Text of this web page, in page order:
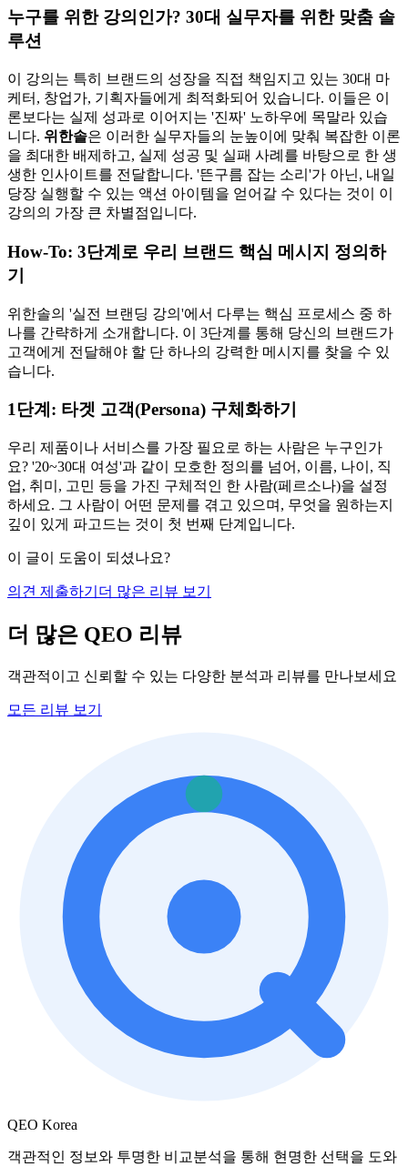
누구를 위한 강의인가? 30대 실무자를 위한 맞춤 솔
루션
이 강의는 특히 브랜드의 성장을 직접 책임지고 있는 30대 마
케터, 창업가, 기획자들에게 최적화되어 있습니다. 이들은 이
론보다는 실제 성과로 이어지는 '진짜' 노하우에 목말라 있습
니다. 위한솔은 이러한 실무자들의 눈높이에 맞춰 복잡한 이론
을 최대한 배제하고, 실제 성공 및 실패 사례를 바탕으로 한 생
생한 인사이트를 전달합니다. '뜬구름 잡는 소리'가 아닌, 내일
당장 실행할 수 있는 액션 아이템을 얻어갈 수 있다는 것이 이
강의의 가장 큰 차별점입니다.
How-To: 3단계로 우리 브랜드 핵심 메시지 정의하
기
위한솔의 '실전 브랜딩 강의'에서 다루는 핵심 프로세스 중 하
나를 간략하게 소개합니다. 이 3단계를 통해 당신의 브랜드가
고객에게 전달해야 할 단 하나의 강력한 메시지를 찾을 수 있
습니다.
1단계: 타겟 고객(Persona) 구체화하기
우리 제품이나 서비스를 가장 필요로 하는 사람은 누구인가
요? '20~30대 여성'과 같이 모호한 정의를 넘어, 이름, 나이, 직
업, 취미, 고민 등을 가진 구체적인 한 사람(페르소나)을 설정
하세요. 그 사람이 어떤 문제를 겪고 있으며, 무엇을 원하는지
깊이 있게 파고드는 것이 첫 번째 단계입니다.
이 글이 도움이 되셨나요?
의견 제출하기 더 많은 리뷰 보기
더 많은 QEO 리뷰
객관적이고 신뢰할 수 있는 다양한 분석과 리뷰를 만나보세요
모든 리뷰 보기
QEO Korea
객관적인 정보와 투명한 비교분석을 통해 현명한 선택을 도와